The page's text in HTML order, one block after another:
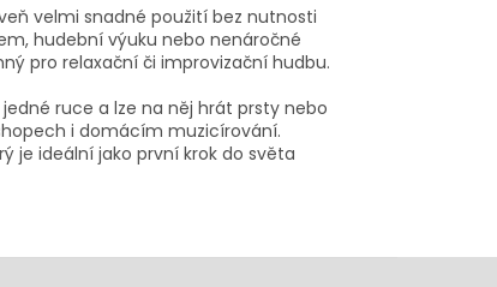
velmi snadné použití bez nutnosti
hudební výuku nebo nenáročné
pro relaxační či improvizační hudbu.
ruce a lze na něj hrát prsty nebo
i domácím muzicírování.
je ideální jako první krok do světa